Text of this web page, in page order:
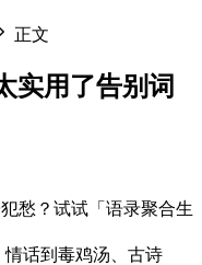
正文
实用了告别词
愁？试试「语录聚合生
情话到毒鸡汤、古诗